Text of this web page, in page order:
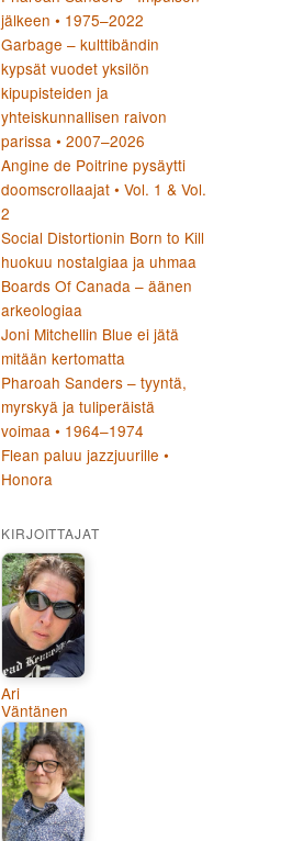
jälkeen • 1975–2022
Garbage – kulttibändin
kypsät vuodet yksilön
kipupisteiden ja
yhteiskunnallisen raivon
parissa • 2007–2026
Angine de Poitrine pysäytti
doomscrollaajat • Vol. 1 & Vol.
2
Social Distortionin Born to Kill
huokuu nostalgiaa ja uhmaa
Boards Of Canada – äänen
arkeologiaa
Joni Mitchellin Blue ei jätä
mitään kertomatta
Pharoah Sanders – tyyntä,
myrskyä ja tuliperäistä
voimaa • 1964–1974
Flean paluu jazzjuurille •
Honora
KIRJOITTAJAT
Ari
Väntänen